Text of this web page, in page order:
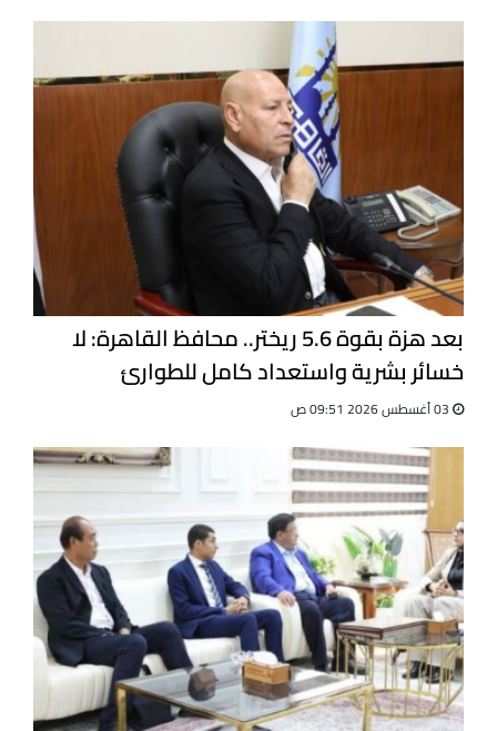
بعد هزة بقوة 5.6 ريختر.. محافظ القاهرة: لا
خسائر بشرية واستعداد كامل للطوارئ